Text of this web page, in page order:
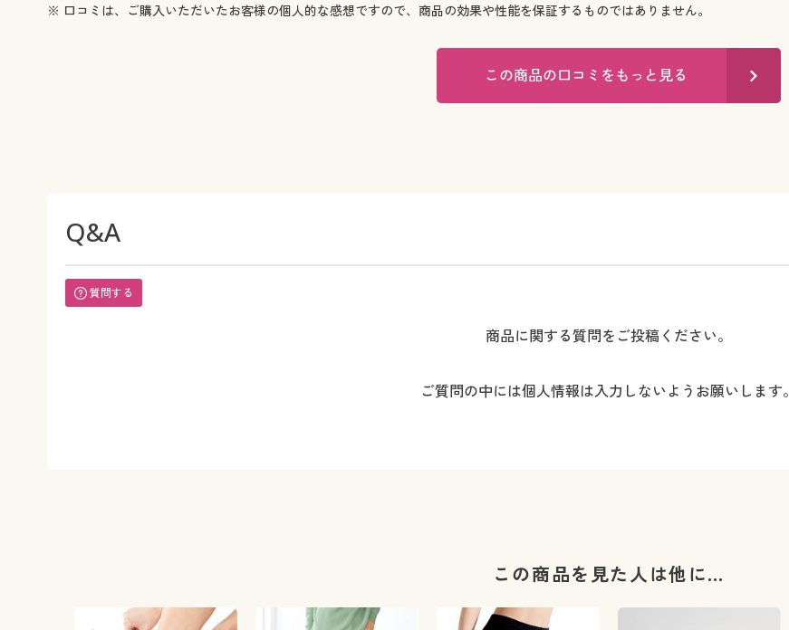
※ 口コミは、ご購入いただいたお客様の個人的な感想ですので、商品の効果や性能を保証するものではありません。
この商品の口コミをもっと見る
Q&A
質問する
商品に関する質問をご投稿ください。
ご質問の中には個人情報は入力しないようお願いします。
この商品を見た人は他に…